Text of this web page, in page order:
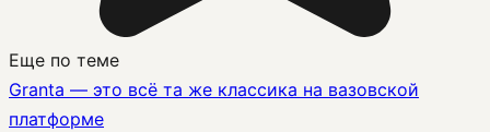
Еще по теме
Granta — это всё та же классика на вазовской
платформе